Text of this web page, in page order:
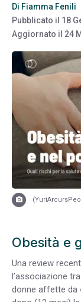
Di Fiamma Fenili
Pubblicato il 18
Aggiornato il 24
Obesità e
Una review
l’associazione tra
donne affette da